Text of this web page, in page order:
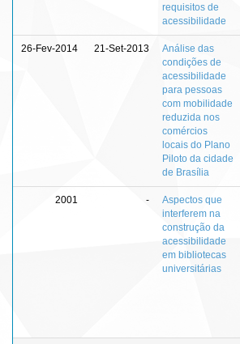
requisitos de
acessibilidade
26-Fev-2014 21-Set-2013
Análise das
condições de
acessibilidade
para pessoas
com mobilidade
reduzida nos
comércios
locais do Plano
Piloto da cidade
de Brasília
2001 -
Aspectos que
interferem na
construção da
acessibilidade
em bibliotecas
universitárias